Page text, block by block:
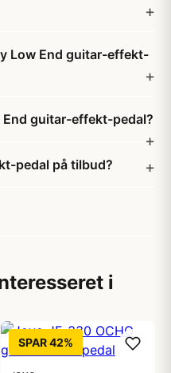
Low End guitar-effekt-
End guitar-effekt-pedal?
pedal på tilbud?
i
SPAR 42%